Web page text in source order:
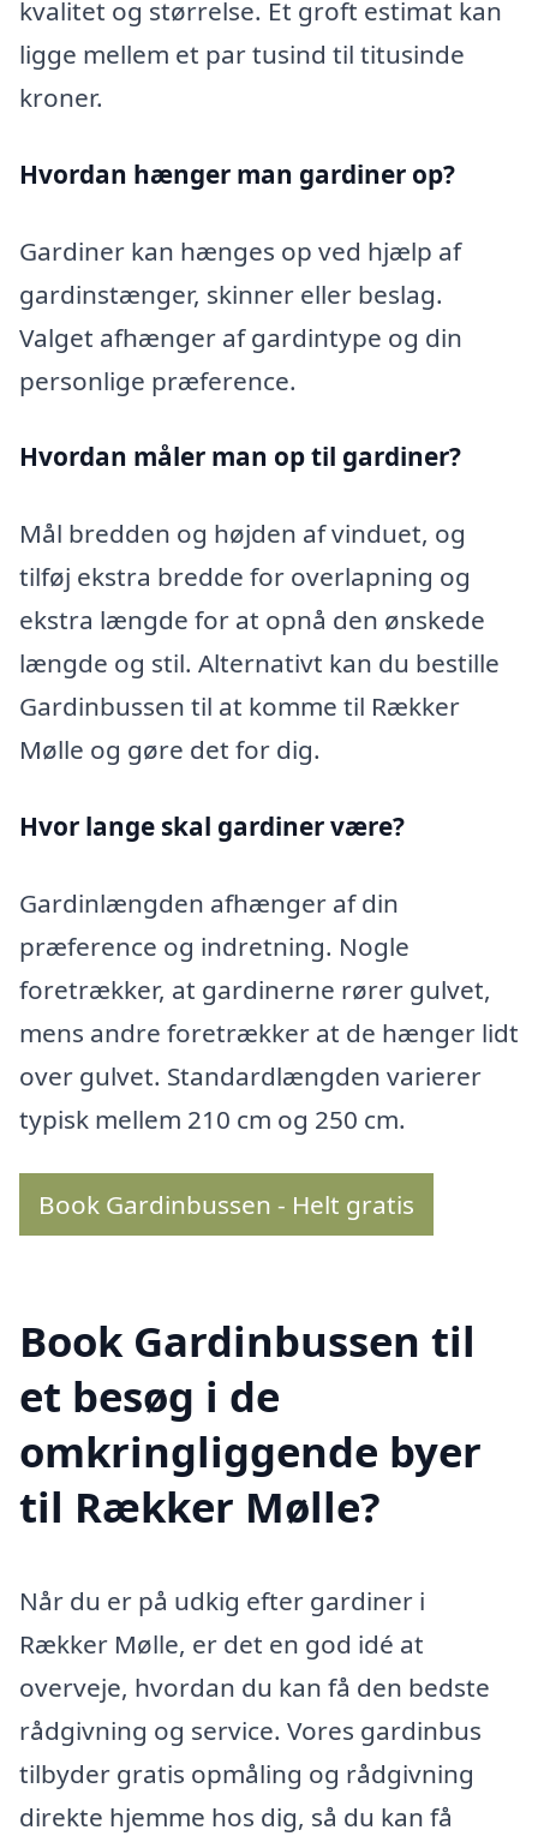
kvalitet og størrelse. Et groft estimat kan
ligge mellem et par tusind til titusinde
kroner.
Hvordan hænger man gardiner op?
Gardiner kan hænges op ved hjælp af
gardinstænger, skinner eller beslag.
Valget afhænger af gardintype og din
personlige præference.
Hvordan måler man op til gardiner?
Mål bredden og højden af vinduet, og
tilføj ekstra bredde for overlapning og
ekstra længde for at opnå den ønskede
længde og stil. Alternativt kan du bestille
Gardinbussen til at komme til Rækker
Mølle og gøre det for dig.
Hvor lange skal gardiner være?
Gardinlængden afhænger af din
præference og indretning. Nogle
foretrækker, at gardinerne rører gulvet,
mens andre foretrækker at de hænger lidt
over gulvet. Standardlængden varierer
typisk mellem 210 cm og 250 cm.
Book Gardinbussen - Helt gratis
Book Gardinbussen til
et besøg i de
omkringliggende byer
til Rækker Mølle?
Når du er på udkig efter gardiner i
Rækker Mølle, er det en god idé at
overveje, hvordan du kan få den bedste
rådgivning og service. Vores gardinbus
tilbyder gratis opmåling og rådgivning
direkte hjemme hos dig, så du kan få